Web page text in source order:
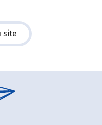
site